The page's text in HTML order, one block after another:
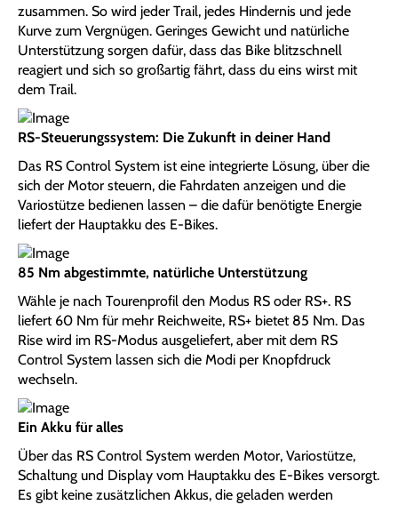
zusammen. So wird jeder Trail, jedes Hindernis und jede
Kurve zum Vergnügen. Geringes Gewicht und natürliche
Unterstützung sorgen dafür, dass das Bike blitzschnell
reagiert und sich so großartig fährt, dass du eins wirst mit
dem Trail.
RS-Steuerungssystem: Die Zukunft in deiner Hand
Das RS Control System ist eine integrierte Lösung, über die
sich der Motor steuern, die Fahrdaten anzeigen und die
Variostütze bedienen lassen – die dafür benötigte Energie
liefert der Hauptakku des E-Bikes.
85 Nm abgestimmte, natürliche Unterstützung
Wähle je nach Tourenprofil den Modus RS oder RS+. RS
liefert 60 Nm für mehr Reichweite, RS+ bietet 85 Nm. Das
Rise wird im RS-Modus ausgeliefert, aber mit dem RS
Control System lassen sich die Modi per Knopfdruck
wechseln.
Ein Akku für alles
Über das RS Control System werden Motor, Variostütze,
Schaltung und Display vom Hauptakku des E-Bikes versorgt.
Es gibt keine zusätzlichen Akkus, die geladen werden